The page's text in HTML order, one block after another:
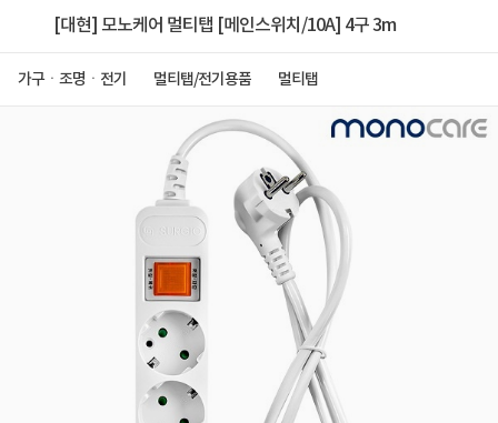
[대현] 모노케어 멀티탭 [메인스위치/10A] 4구 3m
가구ㆍ조명ㆍ전기 멀티탭/전기용품 멀티탭